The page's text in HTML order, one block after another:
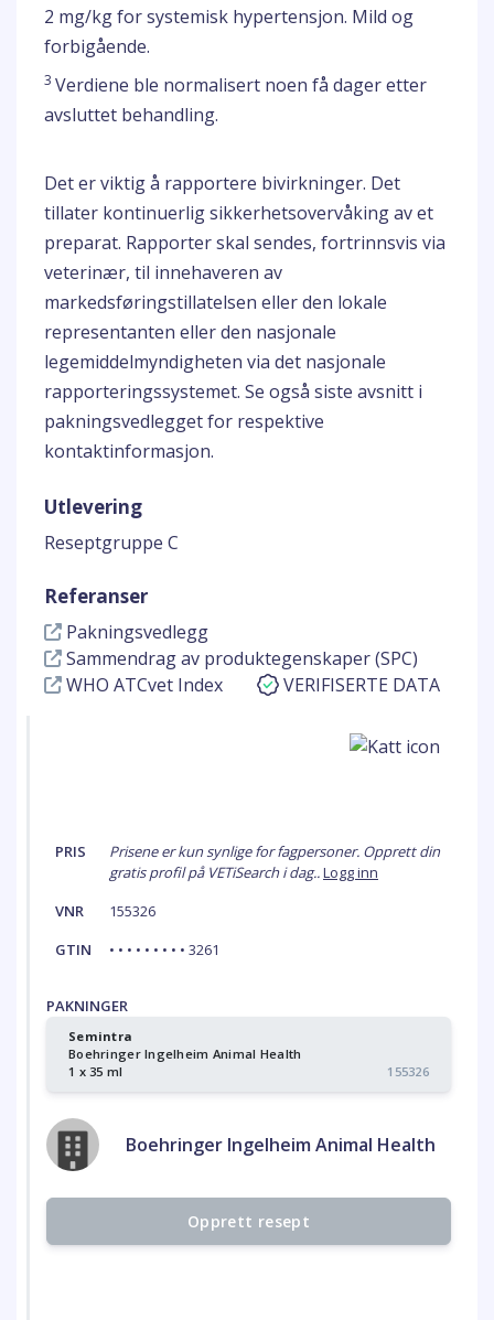
2 mg/kg for systemisk hypertensjon. Mild og
forbigående.
3 Verdiene ble normalisert noen få dager etter
avsluttet behandling.
Det er viktig å rapportere bivirkninger. Det
tillater kontinuerlig sikkerhetsovervåking av et
preparat. Rapporter skal sendes, fortrinnsvis via
veterinær, til innehaveren av
markedsføringstillatelsen eller den lokale
representanten eller den nasjonale
legemiddelmyndigheten via det nasjonale
rapporteringssystemet. Se også siste avsnitt i
pakningsvedlegget for respektive
kontaktinformasjon.
Utlevering
Reseptgruppe C
Referanser
Pakningsvedlegg
Sammendrag av produktegenskaper (SPC)
WHO ATCvet Index
VERIFISERTE DATA
PRIS
Prisene er kun synlige for fagpersoner. Opprett din
gratis profil på VETiSearch i dag..Logg inn
VNR
155326
GTIN
• • • • • • • • • 3261
PAKNINGER
Semintra
Boehringer Ingelheim Animal Health
1 x 35 ml
155326
Boehringer Ingelheim Animal Health
Opprett resept